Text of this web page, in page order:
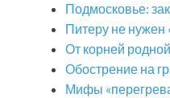
Подмосковье:
Питеру не нужен
От корней
Обострение на
Мифы